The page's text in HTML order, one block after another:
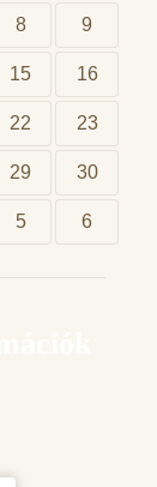
8 9
15 16
22 23
29 30
5 6